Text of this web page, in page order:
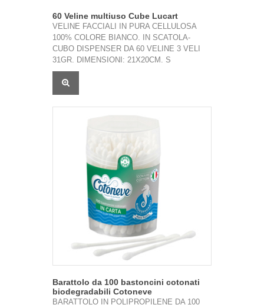
60 Veline multiuso Cube Lucart
VELINE FACCIALI IN PURA CELLULOSA
100% COLORE BIANCO. IN SCATOLA-
CUBO DISPENSER DA 60 VELINE 3 VELI
31GR. DIMENSIONI: 21X20CM. S
Barattolo da 100 bastoncini cotonati
biodegradabili Cotoneve
BARATTOLO IN POLIPROPILENE DA 100